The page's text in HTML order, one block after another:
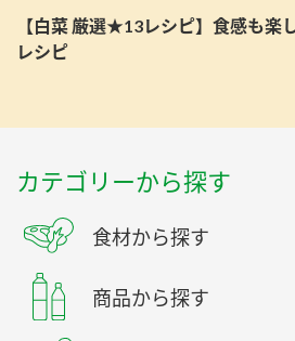
【白菜 厳選★13レシピ】食感も楽
レシピ
カテゴリーから探す
食材から探す
商品から探す